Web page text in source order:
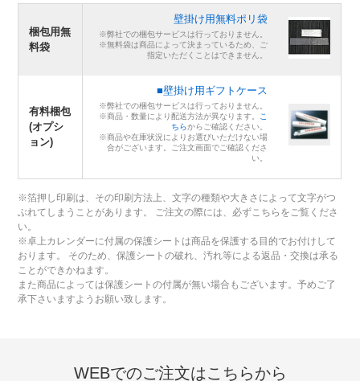
梱包用無
料袋
壁掛け用無料ポリ袋
※弊社での梱包サービスは行っておりません。
※無料袋は商品によって決まっているため、ご
指定いただくことはできません。
有料梱包
(オプシ
ョン)
■壁掛け用ギフトケース
※弊社での梱包サービスは行っておりません。
※商品・数量により配送方法が異なります。
こ
ちらからご確認ください。
※商品や在庫状況によりお選びいただけない場
合がございます。ご注文画面でご確認くださ
い。
※箔押し印刷は、その印刷方法上、文字の種類や大きさによって文字がつ
ぶれてしまうことがあります。 ご注文の際には、必ずこちらをご覧くださ
い。
※卓上カレンダーに付属の保護シートは商品を保護する目的でお付けして
おります。 そのため、保護シートの破れ、汚れ等による返品・交換は承る
ことができかねます。
また商品によっては保護シートの付属が無い場合もございます。予めご了
承下さいますようお願い致します。
WEBでのご注文はこちらから